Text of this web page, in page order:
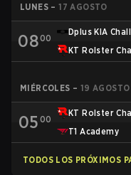
LUNES – 17 AGOSTO
0800
Dplus KIA
KT Rolster
MIÉRCOLES – 19 AGOSTO
05 00
KT Rolster
T1 Academy
TODOS LOS PRÓXIMOS